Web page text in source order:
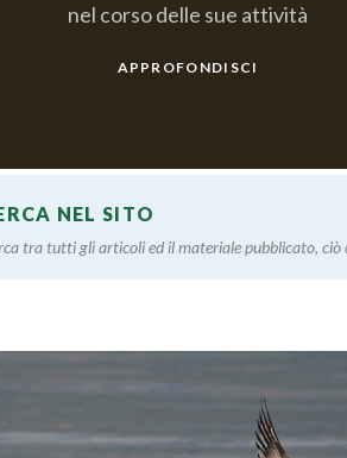
nel corso delle sue attività
APPROFONDISCI
NEL SITO
tra tutti gli articoli ed il materiale pubblicato, ciò